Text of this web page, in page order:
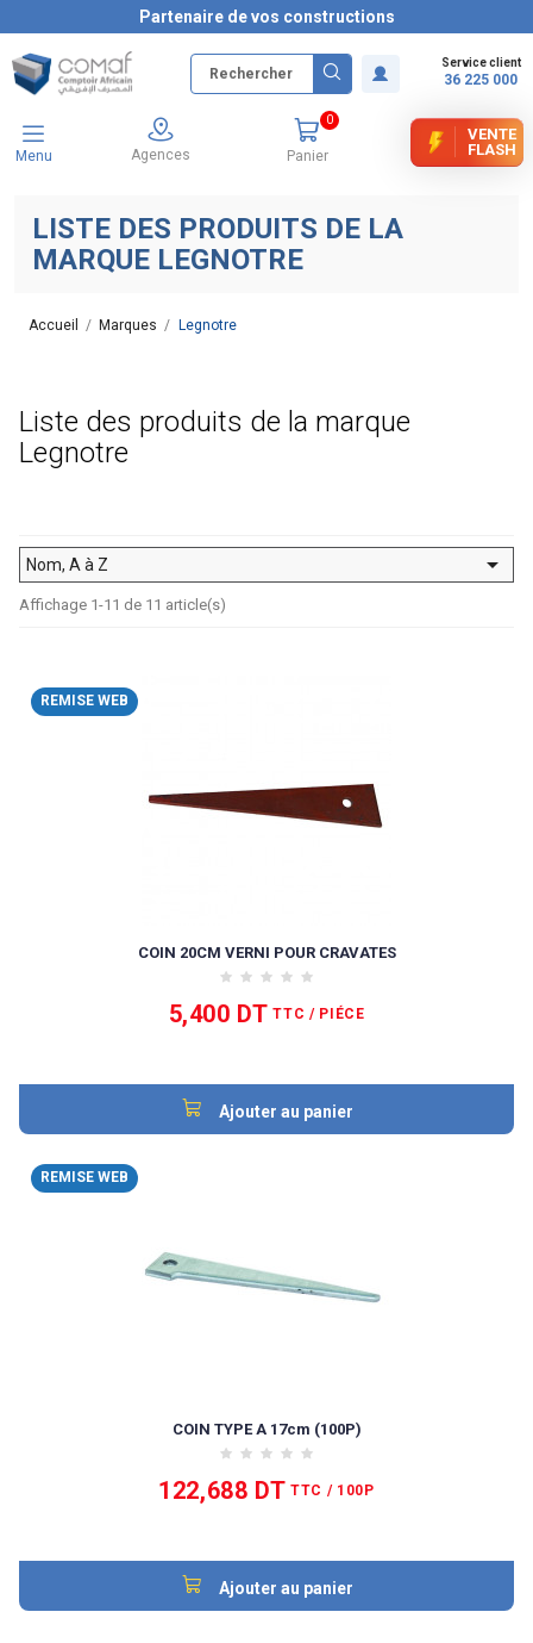
Partenaire de vos constructions
Service client
36 225 000
Menu Agences Panier
0
VENTE
FLASH
LISTE DES PRODUITS DE LA
MARQUE LEGNOTRE
Accueil Marques Legnotre
Liste des produits de la marque
Legnotre
Nom, A à Z 
Affichage 1-11 de 11 article(s)
REMISE WEB
COIN 20CM VERNI POUR CRAVATES
5,400 DT TTC / PIÉCE
Ajouter au panier
REMISE WEB
COIN TYPE A 17cm (100P)
122,688 DT TTC / 100P
Ajouter au panier